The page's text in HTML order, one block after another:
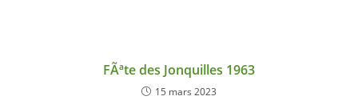
FÃªte des Jonquilles 1963
15 mars 2023